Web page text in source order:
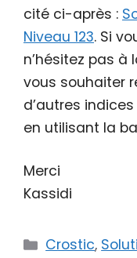
cité ci-après :
Niveau 123. Si
n’hésitez pas à
vous souhaiter
d’autres
en utilisant la
Merci
Kassidi
Catégories
Crostic,